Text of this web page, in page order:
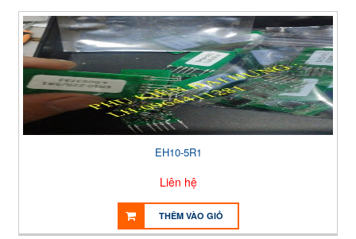
EH10-5R1
Liên hệ
THÊM VÀO GIỎ